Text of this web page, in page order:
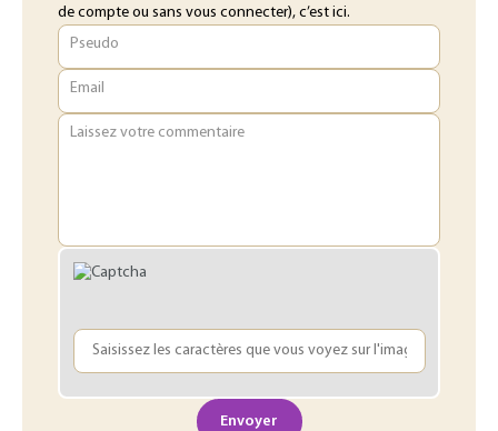
de compte ou sans vous connecter), c’est ici.
Pseudo
Email
Laissez votre commentaire
Envoyer